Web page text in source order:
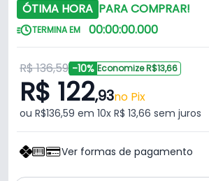
ÓTIMA HORA PARA COMPRAR!
TERMINA EM 00:00:00.000
R$ 136,59 -10% Economize R$13,66
R$ 122,93no Pix
ou R$136,59 em 10x R$ 13,66 sem juros
Ver formas de pagamento